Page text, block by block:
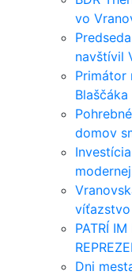
vo
navštívil
Primátor
Blaščáka
domov
PATRÍ
Dni